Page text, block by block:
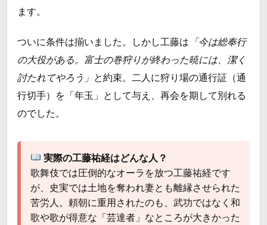
ます。
ついに条件は揃いました。しかし工藤は 「今は総奉行
の大役がある。富士の巻狩りが終わった暁には、潔く
討たれてやろう」 と約束。二人に狩り場の通行証（通
行切手）を「年玉」として与え、再会を期して別れる
のでした。
実際の工藤祐経はどんな人？
歌舞伎では圧倒的なオーラを放つ工藤祐経です
が、史実では土地を奪われ妻とも離縁させられた
苦労人。頼朝に重用されたのも、武功ではなく和
歌や歌が得意な「芸達者」なところが大きかった